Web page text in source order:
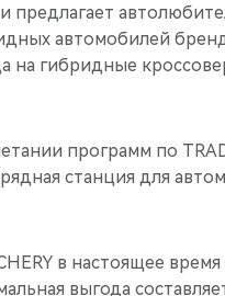
предлагает
автомобилей
гибридные
программ по
станция для
в настоящее
выгода